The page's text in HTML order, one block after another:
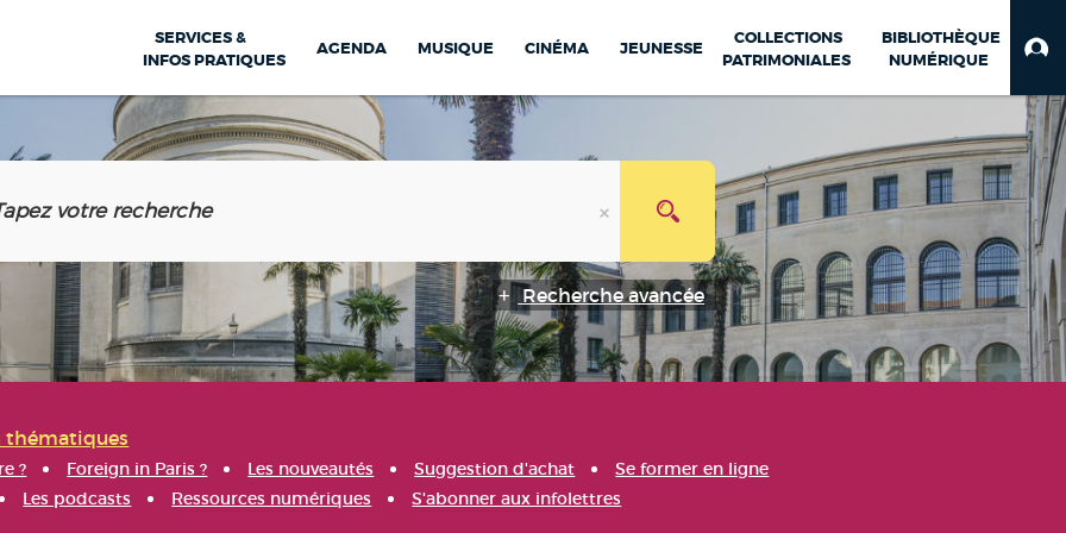
SERVICES &
INFOS PRATIQUES
AGENDA MUSIQUE CINÉMA JEUNESSE
COLLECTIONS
PATRIMONIALES
BIBLIOTHÈQUE
NUMÉRIQUE
Recherche avancée
thématiques
? Foreign in Paris ? Les nouveautés Suggestion d'achat
Se former en ligne
Les podcasts Ressources numériques S'abonner aux infolettres